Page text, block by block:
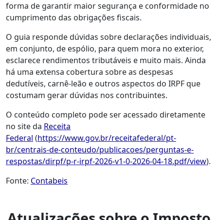
forma de garantir maior segurança e conformidade no
cumprimento das obrigações fiscais.
O guia responde dúvidas sobre declarações individuais,
em conjunto, de espólio, para quem mora no exterior,
esclarece rendimentos tributáveis e muito mais. Ainda
há uma extensa cobertura sobre as despesas
dedutíveis, carnê-leão e outros aspectos do IRPF que
costumam gerar dúvidas nos contribuintes.
O conteúdo completo pode ser acessado diretamente
no site da Receita
Federal (https://www.gov.br/receitafederal/pt-
br/centrais-de-conteudo/publicacoes/perguntas-e-
respostas/dirpf/p-r-irpf-2026-v1-0-2026-04-18.pdf/view).
Fonte: Contabeis